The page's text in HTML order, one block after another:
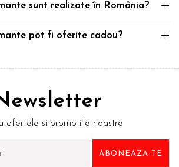
sunt realizate în România?
pot fi oferite cadou?
ofertele si promotiile noastre